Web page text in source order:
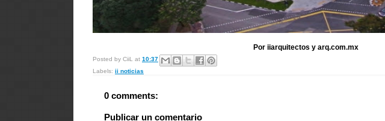
Por iiarquitectos y arq.com.mx
Posted by CiiL at 10:37
Labels: ii noticias
0 comments:
Publicar un comentario